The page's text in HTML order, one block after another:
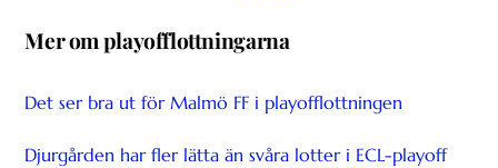
Mer om playofflottningarna
Det ser bra ut för Malmö FF i playofflottningen
Djurgården har fler lätta än svåra lotter i ECL-playoff